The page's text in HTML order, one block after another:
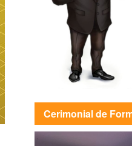
Cerimonial de